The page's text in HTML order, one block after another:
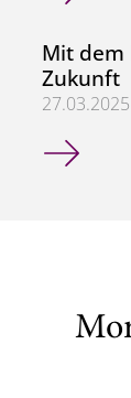
Mit dem
Zukunft
27.03.2025
Mit dem